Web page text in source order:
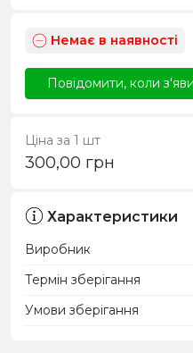
Немає в наявності
Повідомити, коли
Ціна за 1 шт
300,00 грн
Характеристики
Виробник
Термін зберігання
Умови зберігання